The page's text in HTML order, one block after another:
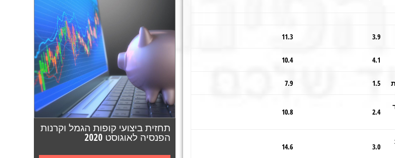
תחזית ביצועי קופות הגמל וקרנות
הפנסיה לאוגוסט 2020
3.9
11.3
4.1
10.4
1.5
7.9
2.4
10.8
3.0
14.6